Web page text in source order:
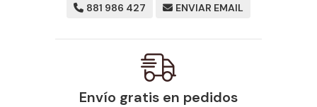
881 986 427 ENVIAR EMAIL
Envío gratis en pedidos